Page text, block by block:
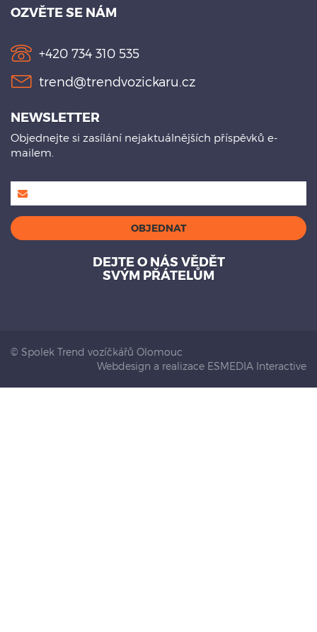
OZVĚTE SE NÁM
+420 734 310 535
trend@trendvozickaru.cz
NEWSLETTER
Objednejte si zasílání nejaktuálnějších příspěvků e-
mailem.
DEJTE O NÁS VĚDĚT
SVÝM PŘÁTELŮM
© Spolek Trend vozíčkářů Olomouc
Webdesign a realizace ESMEDIA Interactive